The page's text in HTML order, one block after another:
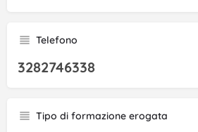
Telefono
3282746338
Tipo di formazione erogata